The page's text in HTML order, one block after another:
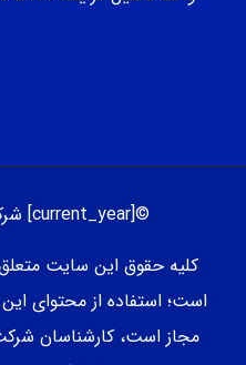
©[current_year] شرکت مهندسی مای دیتا
کلیه حقوق این سایت
است؛ استفاده از محتوای
مجاز است، کارشناسان